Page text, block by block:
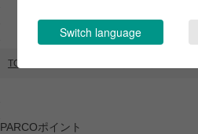
TOP
PARCOポイント
Switch language